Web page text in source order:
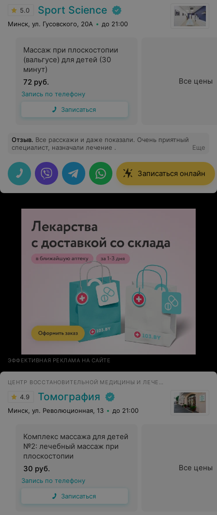
5.0 Sport Science
Минск, ул. Гусовского, 20А до 21:00
Массаж при плоскостопии
(вальгусе) для детей (30
минут)
72 руб.
Запись по телефону
Записаться
Все цены
Отзыв. Все расскажи и даже показали. Очень приятный
специалист, назначали лечение .
Еще
Записаться онлайн
ЭФФЕКТИВНАЯ РЕКЛАМА НА САЙТЕ
ЦЕНТР ВОССТАНОВИТЕЛЬНОЙ МЕДИЦИНЫ И ЛЕЧЕНИЯ БОЛИ
4.9 Томография
Минск, ул. Революционная, 13 до 21:00
Комплекс массажа для детей
№2: лечебный массаж при
плоскостопии
30 руб.
Запись по телефону
Записаться
Все цены